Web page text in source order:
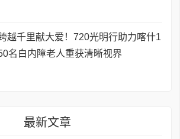
越千里献大爱！720光明行助力喀什1
名白内障老人重获清晰视界
最新文章